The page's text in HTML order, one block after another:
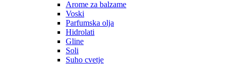
Arome za balzame
Voski
Parfumska olja
Hidrolati
Gline
Soli
Suho cvetje